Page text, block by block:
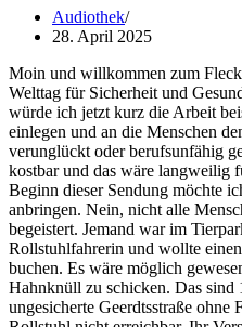
Audiothek
28. April 2025
Moin und willkommen zum
Welttag für Sicherheit und
würde ich jetzt kurz die Arbeit
einlegen und an die Menschen
verunglückt oder berufsunfähig
kostbar und das wäre langweilig
Beginn dieser Sendung möchte
anbringen. Nein, nicht alle
begeistert. Jemand war im
Rollstuhlfahrerin und wollte
buchen. Es wäre möglich
Hahnknüll zu schicken. Das sind
ungesicherte Geerdtsstraße ohne